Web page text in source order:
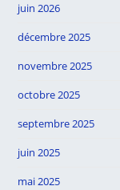
juin 2026
décembre 2025
novembre 2025
octobre 2025
septembre 2025
juin 2025
mai 2025